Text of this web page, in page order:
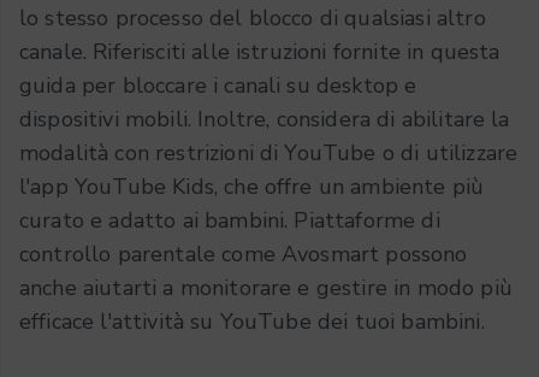
lo stesso processo del blocco di qualsiasi altro
canale. Riferisciti alle istruzioni fornite in questa
guida per bloccare i canali su desktop e
dispositivi mobili. Inoltre, considera di abilitare la
modalità con restrizioni di YouTube o di utilizzare
l'app YouTube Kids, che offre un ambiente più
curato e adatto ai bambini. Piattaforme di
controllo parentale come Avosmart possono
anche aiutarti a monitorare e gestire in modo più
efficace l'attività su YouTube dei tuoi bambini.